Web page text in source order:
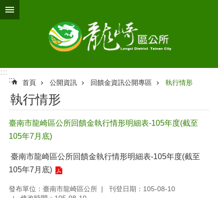
跳到主要內容區塊
:::
:::
首頁 公開資訊 回饋金資訊公開專區 執行情形
執行情形
臺南市龍崎區公所回饋金執行情形明細表-105年度(截至
105年7月底)
臺南市龍崎區公所回饋金執行情形明細表-105年度(截至
105年7月底)
發布單位：臺南市龍崎區公所
刊登日期：105-08-10